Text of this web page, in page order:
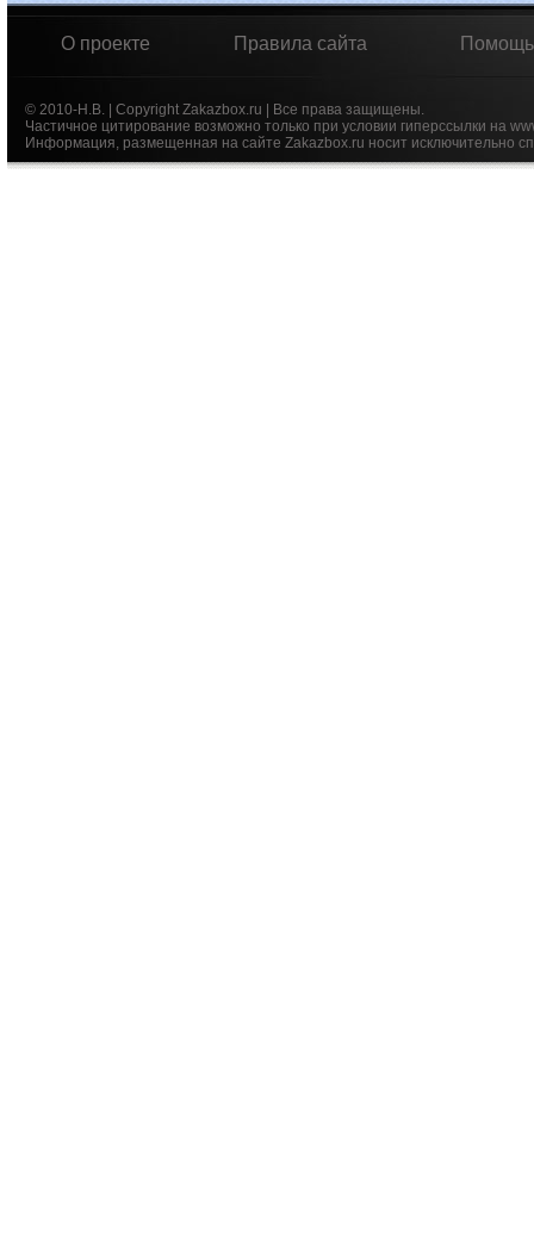
О проекте Правила сайта Помощь
© 2010-Н.В. | Copyright Zakazbox.ru | Все права защищены.
Частичное цитирование возможно только при условии гиперссылки на
Информация, размещенная на сайте Zakazbox.ru носит исключительно